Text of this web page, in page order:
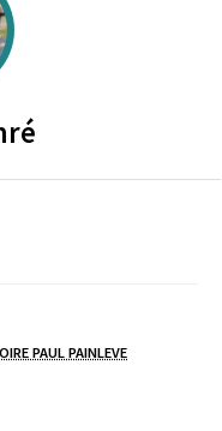
PAUL PAINLEVE